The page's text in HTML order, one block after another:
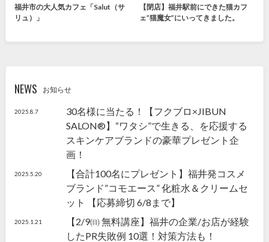
福井市の大人気カフェ「Salut（サ
リュ）」
【閉店】福井駅前にできた猫カフ
ェ”猫魔女”にいってきました。
NEWS お知らせ
2025.8.7
30名様に当たる！【フクブロ×JIBUN
SALON®】“ワタシ”で生きる、を応援する
スキンケアブランドの豪華プレゼント企
画！
2025.5.20
【合計100名にプレゼント】福井発コスメ
ブランド”コモエース” 化粧水＆クリームセ
ット 【応募締切 6/8まで】
2025.1.21
【2/9㈰ 無料講座】福井の企業/お店が経験
したPR失敗例 10選！対策方法も！